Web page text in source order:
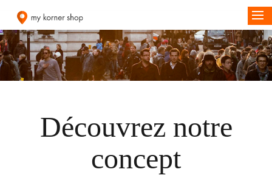
Découvrez notre
concept